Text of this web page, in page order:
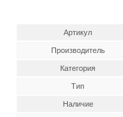
Артикул
Производитель
Категория
Тип
Наличие